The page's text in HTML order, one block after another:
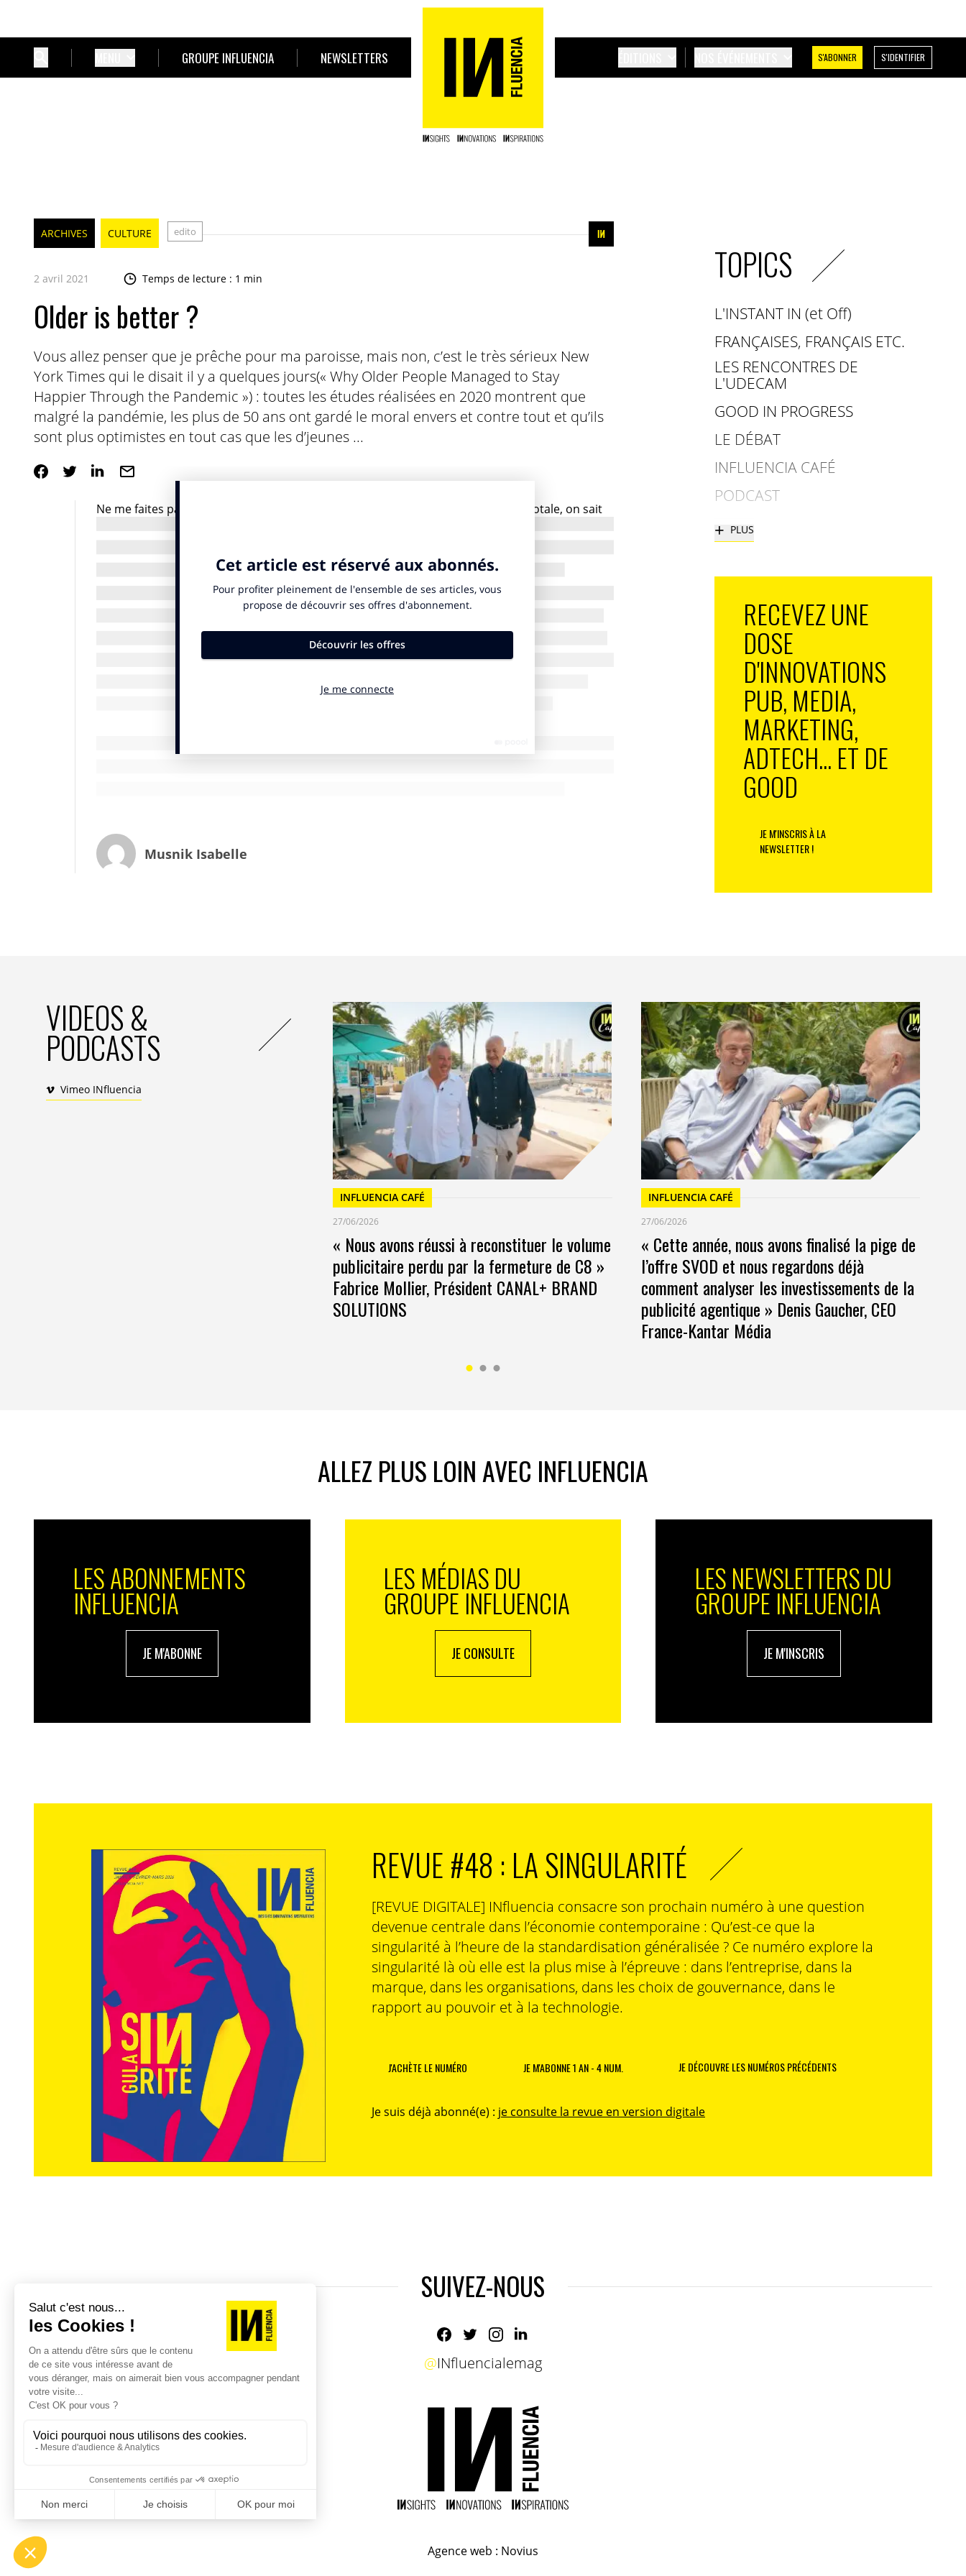
GROUPE INFLUENCIA NEWSLETTERS S'ABONNER S'IDENTIFIER
ARCHIVES CULTURE edito
2 avril 2021 Temps de lecture : 1 min
Older is better ?
Vous allez penser que je prêche pour ma paroisse, mais non, c’est le très sérieux New
York Times qui le disait il y a quelques jours(« Why Older People Managed to Stay
Happier Through the Pandemic ») : toutes les études réalisées en 2020 montrent que
malgré la pandémie, les plus de 50 ans ont gardé le moral envers et contre tout et qu’ils
sont plus optimistes en tout cas que les d’jeunes ...
Ne me faites pas dire que les seniors ont vécu le Covid dans la béatitude la plus totale, on sait
portent tous sur des données américaines. Mais il n’en reste pas moins vrai que la capacité à
résilients. Un insight pour le moins intéressant.
elle pas, pour trouver le bonheur en ces temps compliqués, d’inventer un élixir de vieillesse ?
Coca-Cola, me souffle-t-on à l’oreille, serait déjà en train de tester un prototype…
Musnik Isabelle
TOPICS
L'INSTANT IN (et Off)
FRANÇAISES, FRANÇAIS ETC.
LES RENCONTRES DE
L'UDECAM
GOOD IN PROGRESS
LE DÉBAT
INFLUENCIA CAFÉ
PODCAST
+ PLUS
RECEVEZ UNE
DOSE
D'INNOVATIONS
PUB, MEDIA,
MARKETING,
ADTECH... ET DE
GOOD
JE M'INSCRIS À LA
NEWSLETTER !
VIDEOS &
PODCASTS
Vimeo INfluencia
INFLUENCIA CAFÉ
27/06/2026
« Nous avons réussi à reconstituer le volume
publicitaire perdu par la fermeture de C8 »
Fabrice Mollier, Président CANAL+ BRAND
SOLUTIONS
INFLUENCIA CAFÉ
27/06/2026
« Cette année, nous avons finalisé la pige de
l’offre SVOD et nous regardons déjà
comment analyser les investissements de la
publicité agentique » Denis Gaucher, CEO
France-Kantar Média
ALLEZ PLUS LOIN AVEC INFLUENCIA
LES ABONNEMENTS
INFLUENCIA
JE M'ABONNE
LES MÉDIAS DU
GROUPE INFLUENCIA
JE CONSULTE
LES NEWSLETTERS DU
GROUPE INFLUENCIA
JE M'INSCRIS
REVUE #48 : LA SINGULARITÉ
[REVUE DIGITALE] INfluencia consacre son prochain numéro à une question
devenue centrale dans l’économie contemporaine : Qu’est-ce que la
singularité à l’heure de la standardisation généralisée ? Ce numéro explore la
singularité là où elle est la plus mise à l’épreuve : dans l’entreprise, dans la
marque, dans les organisations, dans les choix de gouvernance, dans le
rapport au pouvoir et à la technologie.
J'ACHÈTE LE NUMÉRO JE M'ABONNE 1 AN - 4 NUM. JE DÉCOUVRE LES NUMÉROS PRÉCÉDENTS
Je suis déjà abonné(e) : je consulte la revue en version digitale
SUIVEZ-NOUS
@INfluencialemag
Agence web : Novius